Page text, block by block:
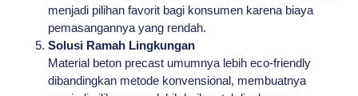
menjadi pilihan favorit bagi konsumen karena biaya
pemasangannya yang rendah.
Solusi Ramah Lingkungan
Material beton precast umumnya lebih eco-friendly
dibandingkan metode konvensional, membuatnya